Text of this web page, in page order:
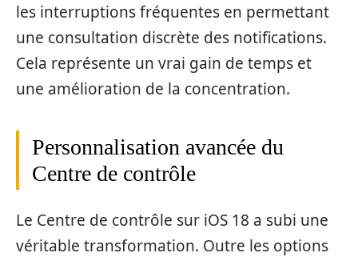
les interruptions fréquentes en permettant
une consultation discrète des notifications.
Cela représente un vrai gain de temps et
une amélioration de la concentration.
Personnalisation avancée du
Centre de contrôle
Le Centre de contrôle sur iOS 18 a subi une
véritable transformation. Outre les options